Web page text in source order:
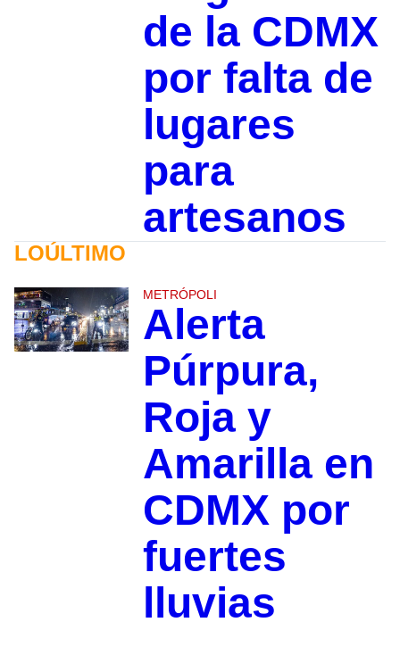
de la CDMX
por falta de
lugares
para
artesanos
LOÚLTIMO
METRÓPOLI
Alerta
Púrpura,
Roja y
Amarilla en
CDMX por
fuertes
lluvias